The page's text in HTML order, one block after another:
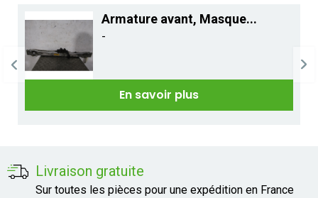
Armature avant, Masque...
-
En savoir plus
Livraison gratuite
Sur toutes les pièces pour une expédition en France